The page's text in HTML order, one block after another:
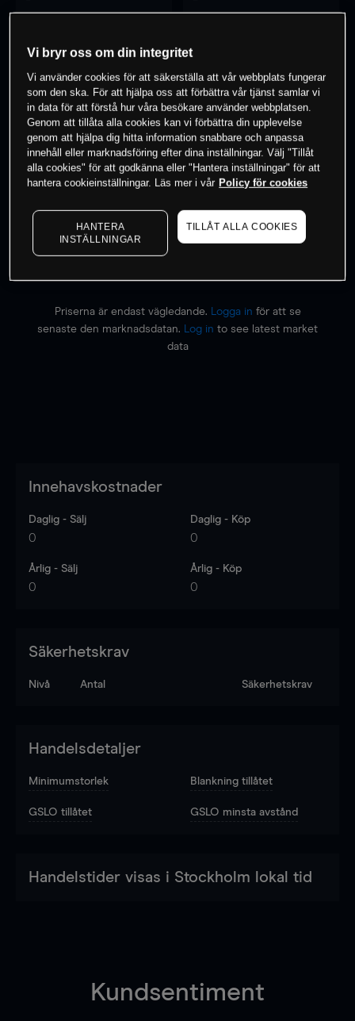
7 dagar
0% av kunderna har enposition i detta
instrument
Börja handla
Priserna är endast vägledande. Logga in för att se
senaste den marknadsdatan.
Log in to see latest market
data
Innehavskostnader
Daglig - Sälj
0
Daglig - Köp
0
Årlig - Sälj
0
Årlig - Köp
0
Säkerhetskrav
Nivå Antal Säkerhetskrav
Handelsdetaljer
Minimumstorlek Blankning tillåtet
GSLO tillåtet GSLO minsta avstånd
Handelstider visas i Stockholm lokal tid
Kundsentiment
Vi bryr oss om din integritet
Vi använder cookies för att säkerställa att vår webbplats fungerar
som den ska. För att hjälpa oss att förbättra vår tjänst samlar vi
in data för att förstå hur våra besökare använder webbplatsen.
Genom att tillåta alla cookies kan vi förbättra din upplevelse
genom att hjälpa dig hitta information snabbare och anpassa
innehåll eller marknadsföring efter dina inställningar. Välj "Tillåt
alla cookies" för att godkänna eller "Hantera inställningar" för att
hantera cookieinställningar. Läs mer i vår Policy för cookies
HANTERA
INSTÄLLNINGAR
TILLÅT ALLA COOKIES